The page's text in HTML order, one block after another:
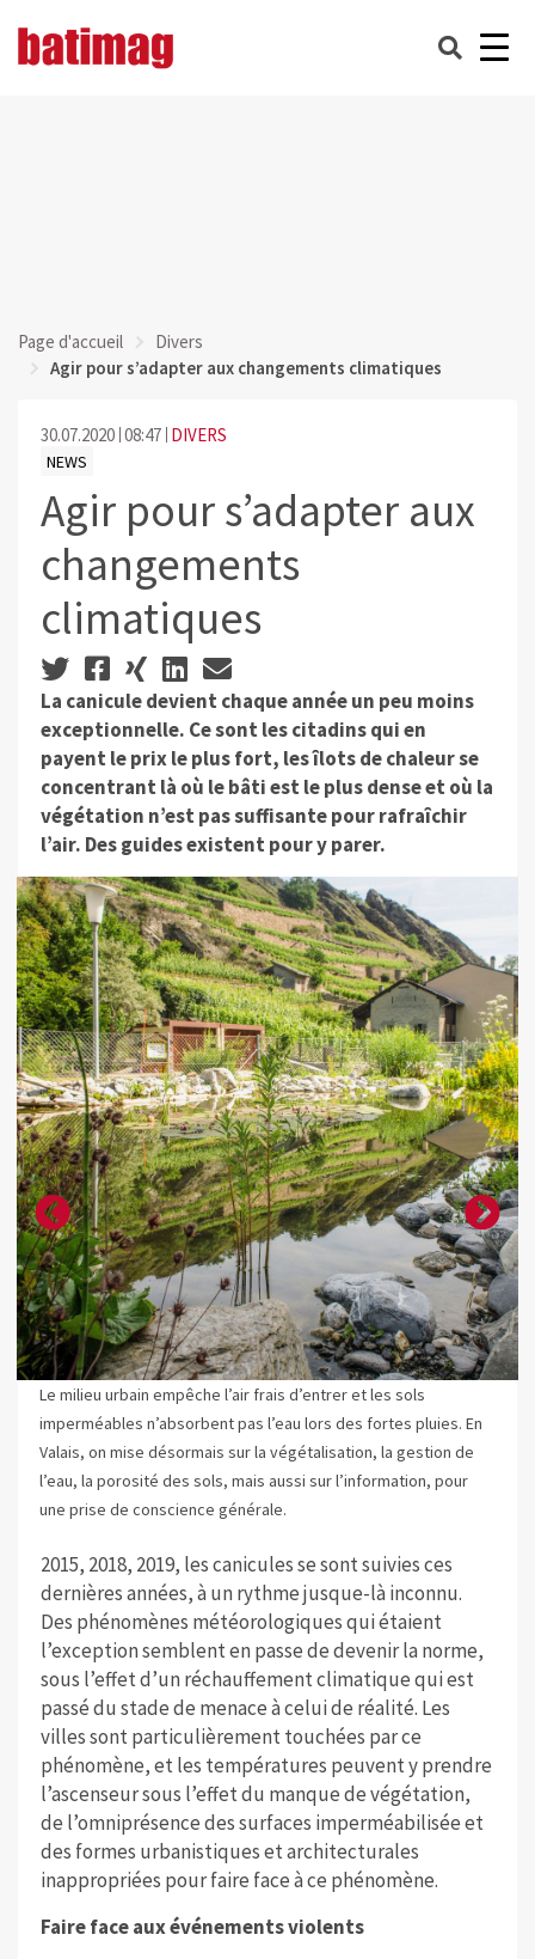
Page d'accueil
Divers
Agir pour s’adapter aux changements climatiques
30.07.2020 08:47 DIVERS
NEWS
Agir pour s’adapter aux
changements
climatiques
La canicule devient chaque année un peu moins
exceptionnelle. Ce sont les citadins qui en
payent le prix le plus fort, les îlots de chaleur se
concentrant là où le bâti est le plus dense et où la
végétation n’est pas suffisante pour rafraîchir
l’air. Des guides existent pour y parer.
Le milieu urbain empêche l’air frais d’entrer et les sols
imperméables n’absorbent pas l’eau lors des fortes pluies. En
Valais, on mise désormais sur la végétalisation, la gestion de
l’eau, la porosité des sols, mais aussi sur l’information, pour
une prise de conscience générale.
2015, 2018, 2019, les canicules se sont suivies ces
dernières années, à un rythme jusque-là inconnu.
Des phénomènes météorologiques qui étaient
l’exception semblent en passe de devenir la norme,
sous l’effet d’un réchauffement climatique qui est
passé du stade de menace à celui de réalité. Les
villes sont particulièrement touchées par ce
phénomène, et les températures peuvent y prendre
l’ascenseur sous l’effet du manque de végétation,
de l’omniprésence des surfaces imperméabilisée et
des formes urbanistiques et architecturales
inappropriées pour faire face à ce phénomène.
Faire face aux événements violents